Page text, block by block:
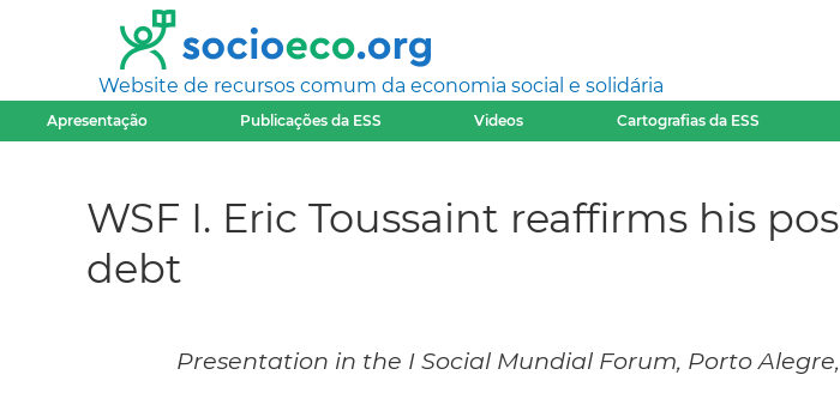
Website de recursos comum da economia social e solidária
Apresentação Publicações da ESS Videos Cartografias da ESS
WSF I. Eric Toussaint reaffirms his
debt
Presentation in the I Social Mundial Forum, Porto Alegre,